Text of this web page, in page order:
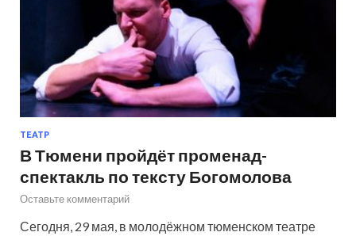
ТЕАТР
В Тюмени пройдёт променад-
спектакль по тексту Богомолова
Оставьте комментарий
Сегодня, 29 мая, в молодёжном тюменском театре